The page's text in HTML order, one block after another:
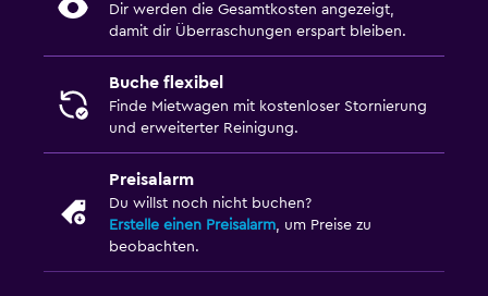
Dir werden die Gesamtkosten angezeigt,
damit dir Überraschungen erspart bleiben.
Buche flexibel
Finde Mietwagen mit kostenloser Stornierung
und erweiterter Reinigung.
Preisalarm
Du willst noch nicht buchen?
Erstelle einen Preisalarm, um Preise zu
beobachten.